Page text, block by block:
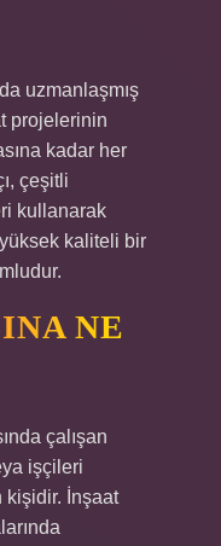
uzmanlaşmış
projelerinin
kadar her
çeşitli
kullanarak
kaliteli bir
NE
çalışan
işçileri
kişidir. İnşaat